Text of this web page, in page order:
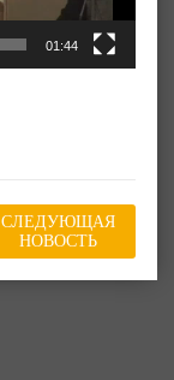
01:44
СЛЕДУЮЩАЯ
НОВОСТЬ